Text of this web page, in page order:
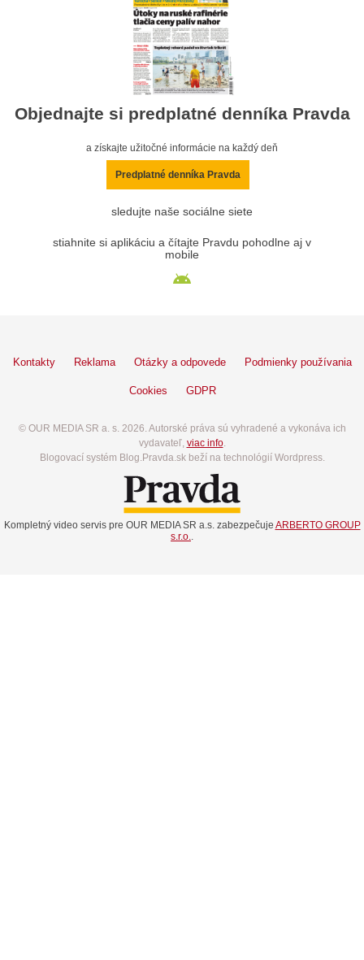
Objednajte si predplatné denníka Pravda
a získajte užitočné informácie na každý deň
Predplatné denníka Pravda
sledujte naše sociálne siete
stiahnite si aplikáciu a čítajte Pravdu pohodlne aj v
mobile
Kontakty Reklama Otázky a odpovede Podmienky používania
Cookies GDPR
© OUR MEDIA SR a. s. 2026. Autorské práva sú vyhradené a vykonáva ich
vydavateľ, viac info.
Blogovací systém Blog.Pravda.sk beží na technológií Wordpress.
Kompletný video servis pre OUR MEDIA SR a.s. zabezpečuje ARBERTO GROUP
s.r.o.